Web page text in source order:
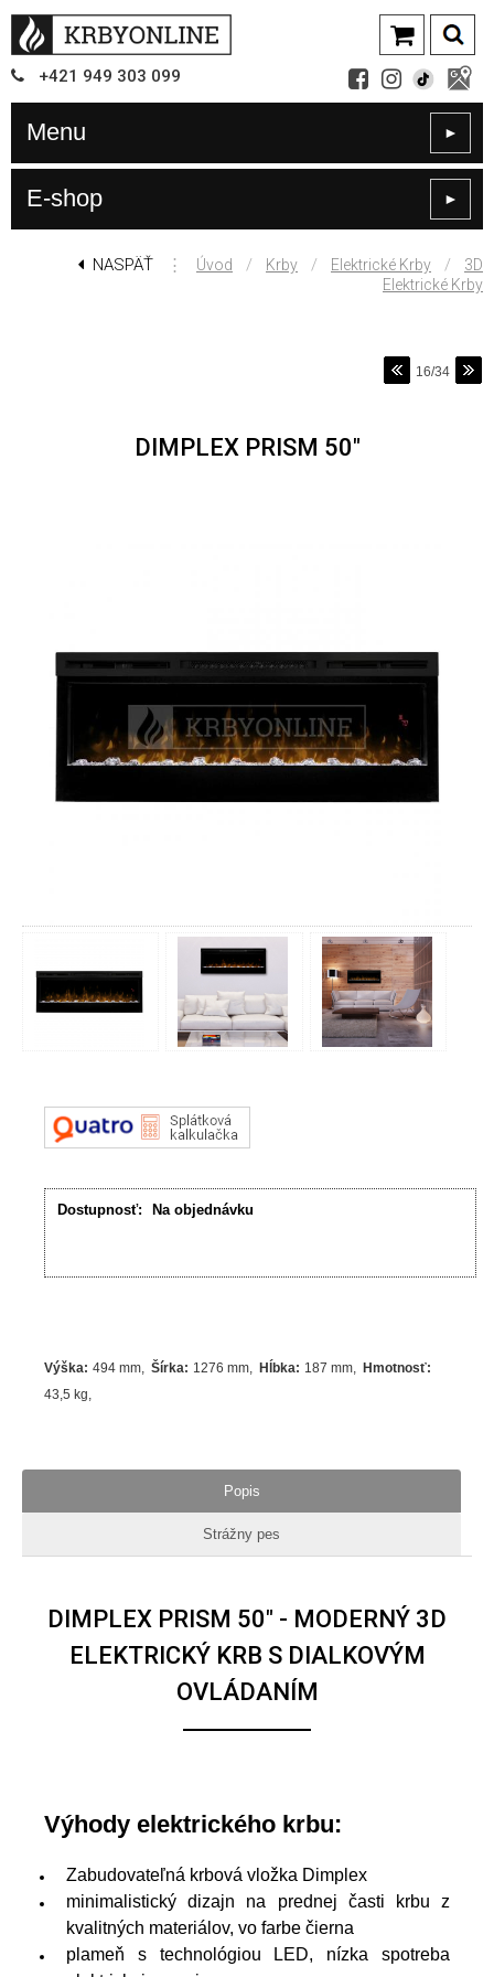
+421 949 303 099
Menu ►
E-shop ►
NASPÄŤ ⋮ Úvod / Krby / Elektrické Krby /
3D
Elektrické Krby
16/34
DIMPLEX PRISM 50"
Dostupnosť: Na objednávku
Výška: 494 mm Šírka: 1276 mm Hĺbka: 187 mm Hmotnosť:
43,5 kg
Popis
Strážny pes
DIMPLEX PRISM 50" - MODERNÝ 3D
ELEKTRICKÝ KRB S DIALKOVÝM
OVLÁDANÍM
Výhody elektrického krbu:
Zabudovateľná krbová vložka Dimplex
minimalistický dizajn na prednej časti krbu z
kvalitných materiálov, vo farbe čierna
plameň s technológiou LED, nízka spotreba